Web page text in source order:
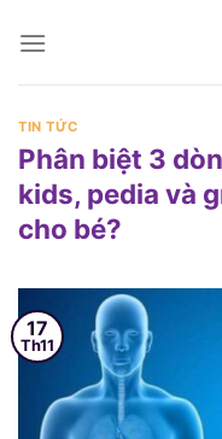
TIN TỨC
Phân biệt 3
kids, pedia và
cho bé?
17
Th11